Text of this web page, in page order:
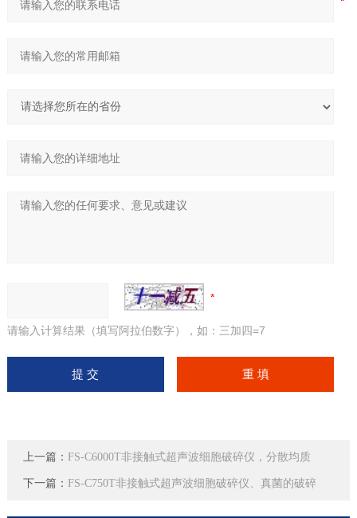
请输入计算结果（填写阿拉伯数字），如：三加四=7
上一篇： FS-C6000T非接触式超声波细胞破碎仪，分散均质
下一篇： FS-C750T非接触式超声波细胞破碎仪、真菌的破碎